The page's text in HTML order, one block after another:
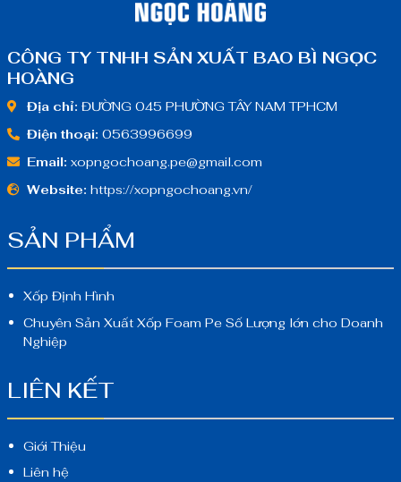
CÔNG TY TNHH SẢN XUẤT BAO BÌ NGỌC
HOÀNG
Địa chỉ: ĐƯỜNG 045 PHƯỜNG TÂY NAM TPHCM
Điện thoại: 0563996699
Email: xopngochoang.pe@gmail.com
Website: https://xopngochoang.vn/
SẢN PHẨM
Xốp Định Hình
Chuyên Sản Xuất Xốp Foam Pe Số Lượng lớn cho Doanh
Nghiệp
LIÊN KẾT
Giới Thiệu
Liên hệ